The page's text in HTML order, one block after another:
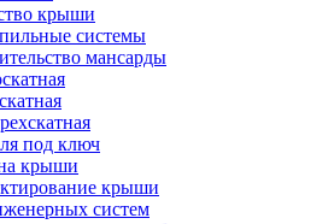
крыши
системы
мансарды
под ключ
крыши
крыши
систем